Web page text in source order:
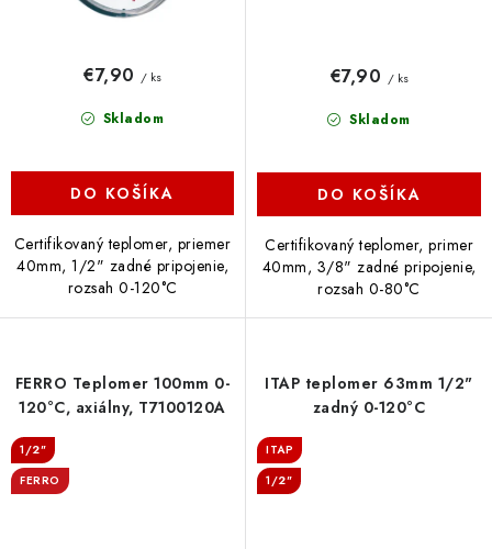
Skladom
€7,90 / ks
DO KOŠÍKA
Certifikovaný teplomer, priemer
40mm, 1/2" zadné pripojenie,
rozsah 0-120°C
Skladom
€7,90 / ks
DO KOŠÍKA
Certifikovaný teplomer, primer
40mm, 3/8" zadné pripojenie,
rozsah 0-80°C
FERRO Teplomer 100mm 0-
120°C, axiálny, T7100120A
1/2"
FERRO
ITAP teplomer 63mm 1/2"
zadný 0-120°C
ITAP
1/2"